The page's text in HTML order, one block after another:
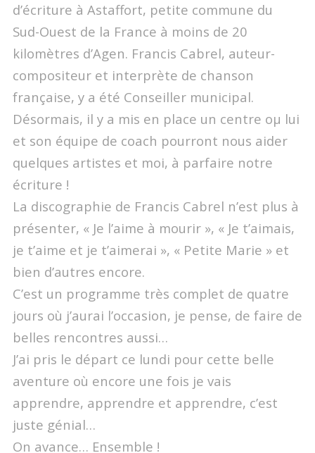
d’écriture à Astaffort, petite commune du
Sud-Ouest de la France à moins de 20
kilomètres d’Agen. Francis Cabrel, auteur-
compositeur et interprète de chanson
française, y a été Conseiller municipal.
Désormais, il y a mis en place un centre oµ lui
et son équipe de coach pourront nous aider
quelques artistes et moi, à parfaire notre
écriture !
La discographie de Francis Cabrel n’est plus à
présenter, « Je l’aime à mourir », « Je t’aimais,
je t’aime et je t’aimerai », « Petite Marie » et
bien d’autres encore.
C’est un programme très complet de quatre
jours où j’aurai l’occasion, je pense, de faire de
belles rencontres aussi…
J’ai pris le départ ce lundi pour cette belle
aventure où encore une fois je vais
apprendre, apprendre et apprendre, c’est
juste génial…
On avance… Ensemble !